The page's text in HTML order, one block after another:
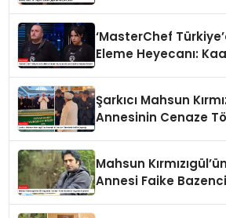
‘MasterChef
Eleme Heyecanı:
Şarkıcı Mahsun
Annesinin Cenaze
Mahsun
Annesi Faike